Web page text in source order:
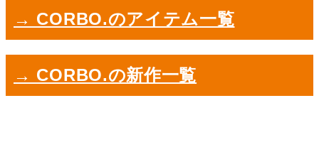
→ CORBO.のアイテム一覧
→ CORBO.の新作一覧